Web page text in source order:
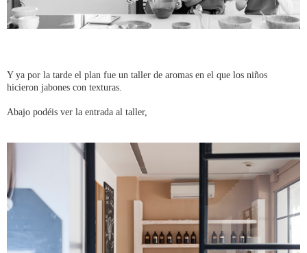
Y ya por la tarde el plan fue un taller de aromas en el que los niños
hicieron jabones con texturas.
Abajo podéis ver la entrada al taller,